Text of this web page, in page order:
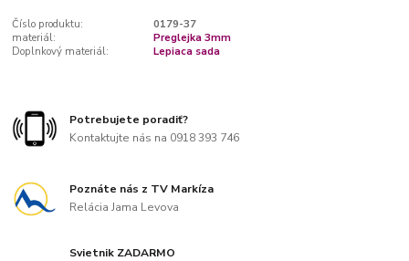
Číslo produktu:
0179-37
materiál:
Preglejka 3mm
Doplnkový materiál:
Lepiaca sada
Potrebujete poradiť?
Kontaktujte nás na 0918 393 746
Poznáte nás z TV Markíza
Relácia Jama Levova
Svietnik ZADARMO